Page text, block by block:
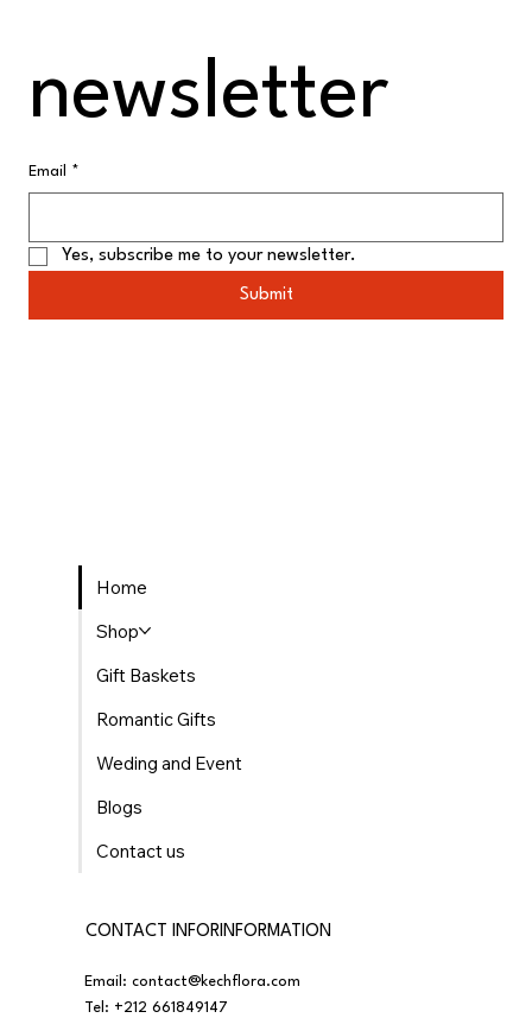
newsletter
Email *
Yes, subscribe me to your newsletter.
Submit
Home
Shop
Gift Baskets
Romantic Gifts
Weding and Event
Blogs
Contact us
CONTACT INFORINFORMATION
Email:contact@kechflora.com
Tel: +212 661849147